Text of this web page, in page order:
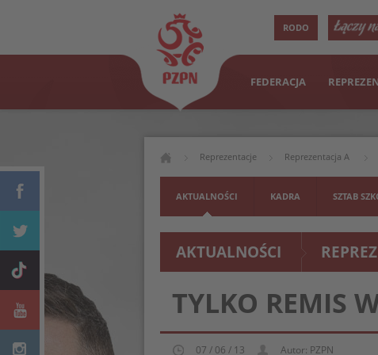
RODO
FEDERACJA
Reprezentacje Reprezentacja A
AKTUALNOŚCI KADRA SZTAB
AKTUALNOŚCI
TYLKO REMIS
07 / 06 / 13 Autor: PZPN